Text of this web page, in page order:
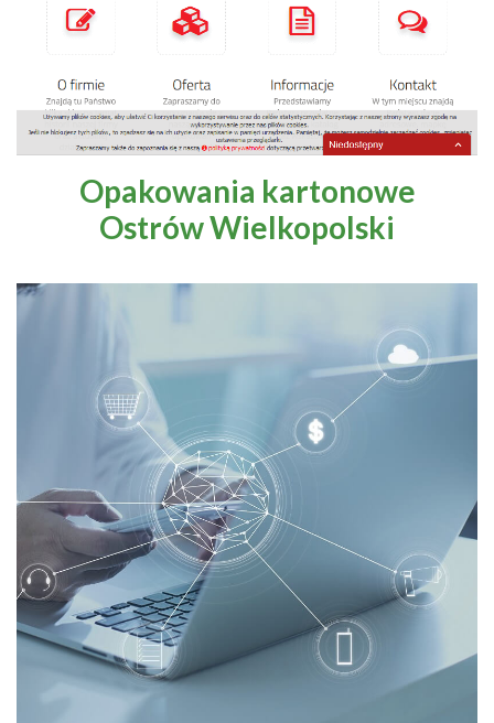
Kultura i sztuka
Motoryzacja
Regionalne
Sport i turystyka
Zdrowie i uroda
Flora i fauna
Marketing
Opakowania kartonowe
Ostrów Wielkopolski